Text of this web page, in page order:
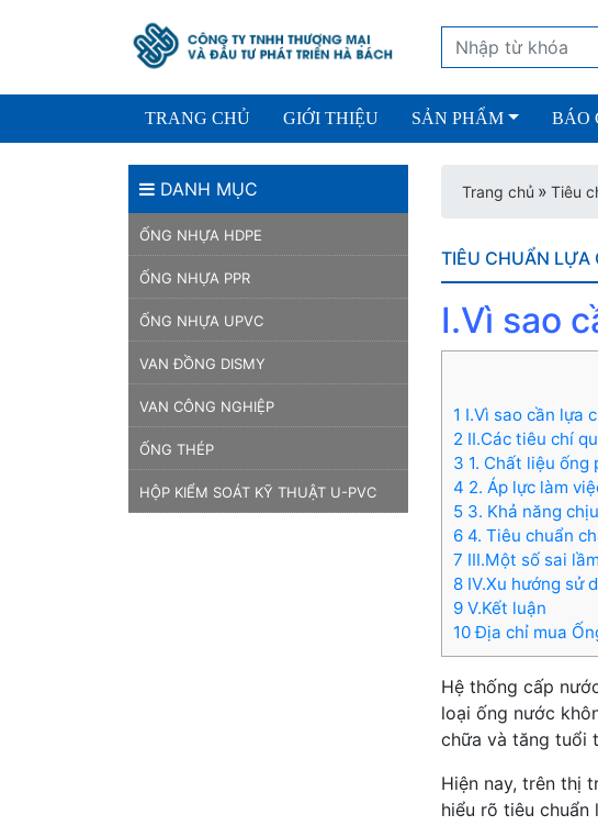
TRANG CHỦ GIỚI THIỆU SẢN PHẨM BÁO
DANH MỤC
ỐNG NHỰA HDPE
ỐNG NHỰA PPR
ỐNG NHỰA UPVC
VAN ĐỒNG DISMY
VAN CÔNG NGHIỆP
ỐNG THÉP
HỘP KIỂM SOÁT KỸ THUẬT U-PVC
Trang chủ » Tiêu
TIÊU CHUẨN LỰA
I.Vì sao
1 I.Vì sao cần lựa
2 II.Các tiêu chí
3 1. Chất liệu ống
4 2. Áp lực làm
5 3. Khả năng
6 4. Tiêu chuẩn
7 III.Một số sai
8 IV.Xu hướng sử
9 V.Kết luận
10 Địa chỉ mua
Hệ thống cấp
loại ống nước
chữa và tăng tuổi
Hiện nay, trên thị
hiểu rõ tiêu